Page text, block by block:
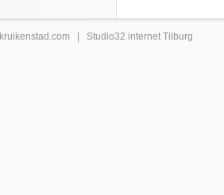
kruikenstad .com | Studio32 internet Tilburg